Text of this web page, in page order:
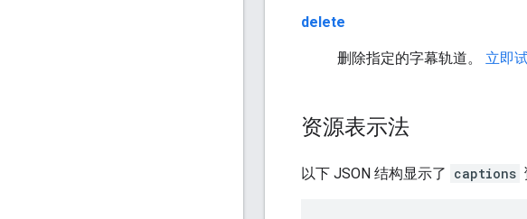
delete
删除指定的字幕轨道。 立即
资源表示法
以下 JSON 结构显示了 captions